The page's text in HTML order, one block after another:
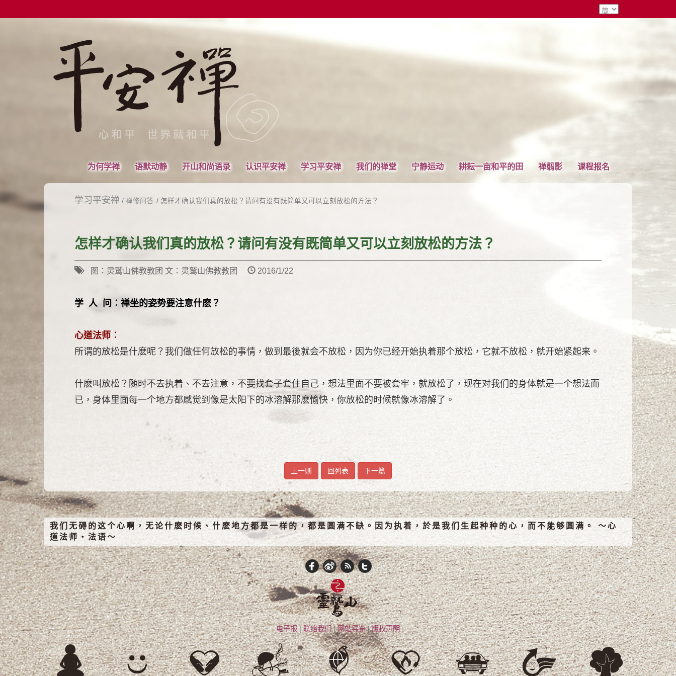
为何学禅 语默动静 开山和尚语录 认识平安禅 学习平安禅 我们的禅堂 宁静运动 耕耘一亩和平的田 禅翦影 课程报名
学习平安禅/ 禅修问答 / 怎样才确认我们真的放松？请问有没有既简单又可以立刻放松的方法？
怎样才确认我们真的放松？请问有没有既简单又可以立刻放松的方法？
图：灵鹫山佛教教团 文：灵鹫山佛教教团 2016/1/22
学 人 问︰禅坐的姿势要注意什麽？
心道法师︰
所谓的放松是什麽呢？我们做任何放松的事情，做到最後就会不放松，因为你已经开始执着那个放松，它就不放松，就开始紧起来。
什麽叫放松？随时不去执着、不去注意，不要找套子套住自己，想法里面不要被套牢，就放松了，现在对我们的身体就是一个想法而
已，身体里面每一个地方都感觉到像是太阳下的冰溶解那麽愉快，你放松的时候就像冰溶解了。
上一则 回列表 下一篇
我们无碍的这个心啊，无论什麽时候、什麽地方都是一样的，都是圆满不缺。因为执着，於是我们生起种种的心，而不能够圆满。 ～心
道法师‧法语～
电子报|联络我们|网站导览|版权声明